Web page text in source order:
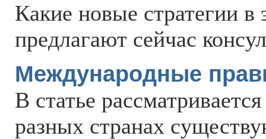
Какие новые стратегии в
предлагают сейчас
Международные
В статье
разных странах